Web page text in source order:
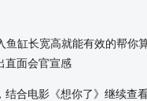
鱼缸长宽高就能有效的帮
直面会官宣感
结合电影《想你了》继续